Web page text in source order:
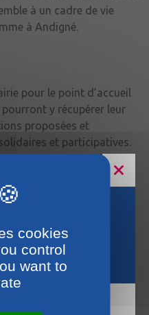
à un cadre de vie
à Andigné.
pour le point d’accueil
y récupérer leur
proposées et
et participatives.
participatifs et un
la matinée.
cookies
control
want to